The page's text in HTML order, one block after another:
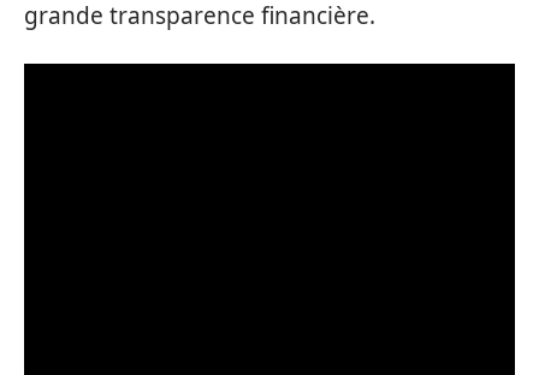
grande transparence financière.